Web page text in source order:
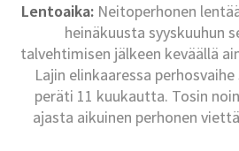
Lentoaika:Neitoperhonen
heinäkuusta syyskuuhun
talvehtimisen jälkeen keväällä
Lajin elinkaaressa
peräti 11 kuukautta. Tosin
ajasta aikuinen perhonen